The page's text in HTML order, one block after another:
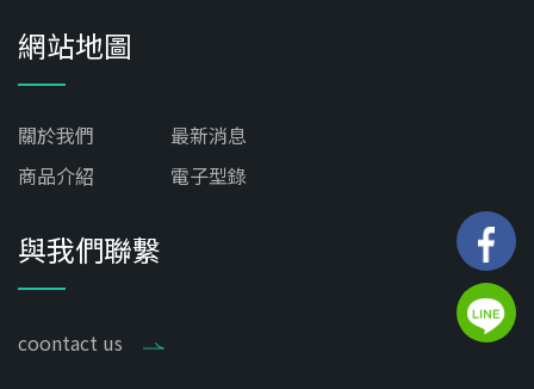
網站地圖
關於我們
最新消息
商品介紹
電子型錄
與我們聯繫
coontact us